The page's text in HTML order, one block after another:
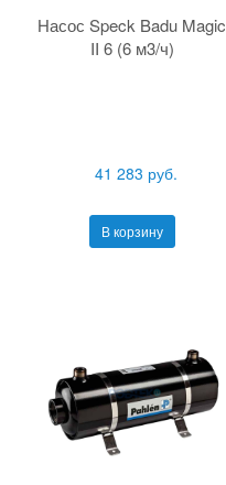
Насос Speck Badu Magic
II 6 (6 м3/ч)
41 283 руб.
В корзину